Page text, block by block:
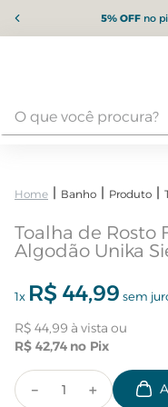
5% OFFno
Banho Produto
Toalha de Rosto
Algodão Unika
1x R$ 44,99 sem
R$ 44,99
R$ 42,74
＋
－